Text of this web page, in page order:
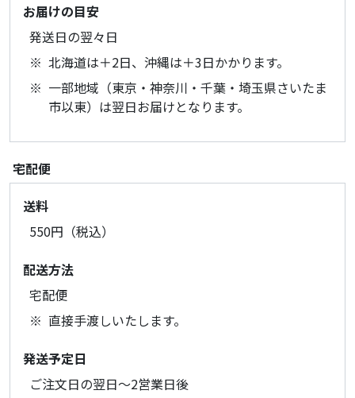
お届けの目安
発送日の翌々日
北海道は＋2日、沖縄は＋3日かかります。
一部地域（東京・神奈川・千葉・埼玉県さいたま
市以東）は翌日お届けとなります。
宅配便
送料
550円（税込）
配送方法
宅配便
直接手渡しいたします。
発送予定日
ご注文日の翌日～2営業日後